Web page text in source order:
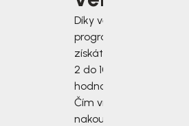
Díky věrnostnímu
programu
získáte slevu od
2 do 10 % z
hodnoty nákupu.
Čím více
nakoupíte, tím